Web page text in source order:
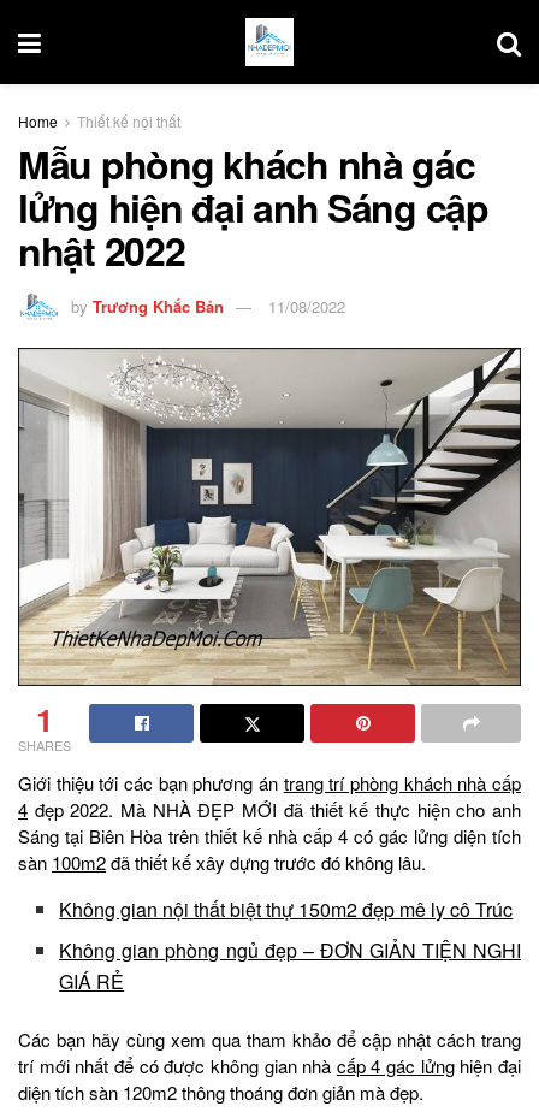
Home Thiết kế nội thất
Mẫu phòng khách nhà gác
lửng hiện đại anh Sáng cập
nhật 2022
by Trương Khắc Bản 11/08/2022
1
SHARES
Giới thiệu tới các bạn phương án trang trí phòng khách nhà cấp
4 đẹp 2022. Mà NHÀ ĐẸP MỚI đã thiết kế thực hiện cho anh
Sáng tại Biên Hòa trên thiết kế nhà cấp 4 có gác lửng diện tích
sàn 100m2đã thiết kế xây dựng trước đó không lâu.
Không gian nội thất biệt thự 150m2 đẹp mê ly cô Trúc
Không gian phòng ngủ đẹp – ĐƠN GIẢN TIỆN NGHI
GIÁ RẺ
Các bạn hãy cùng xem qua tham khảo để cập nhật cách trang
trí mới nhất để có được không gian nhà cấp 4 gác lửnghiện đại
diện tích sàn 120m2 thông thoáng đơn giản mà đẹp.